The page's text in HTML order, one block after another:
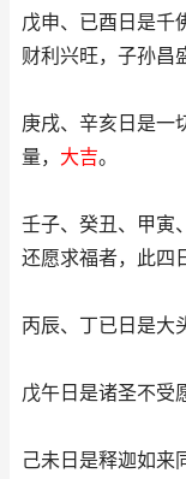
戊申、已酉日是千
财利兴旺，子孙昌
庚戌、辛亥日是一
量， 大吉。
壬子、癸丑、甲寅
还愿求福者，此四
丙辰、丁已日是大
戊午日是诸圣不受
己未日是释迦如来